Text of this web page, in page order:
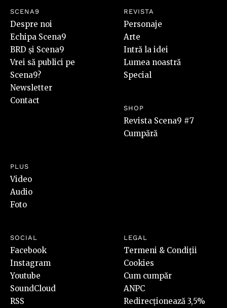
SCENA9
Despre noi
Echipa Scena9
BRD și Scena9
Vrei să publici pe
Scena9?
Newsletter
Contact
REVISTA
Personaje
Arte
Intră la idei
Lumea noastră
Special
SHOP
Revista Scena9 #7
Cumpără
PLUS
Video
Audio
Foto
SOCIAL
Facebook
Instagram
Youtube
SoundCloud
RSS
LEGAL
Termeni & Condiții
Cookies
Cum cumpăr
ANPC
Redirecționează 3,5%